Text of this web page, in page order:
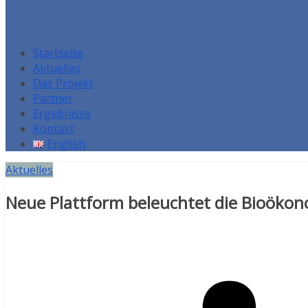
Startseite
Aktuelles
Das Projekt
Partner
Ergebnisse
Kontakt
English
Aktuelles
Neue Plattform beleuchtet die